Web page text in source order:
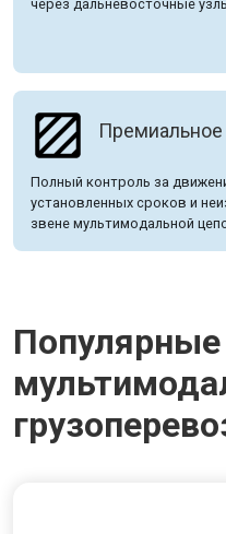
через дальневосточные
Полный контроль за
установленных сроков и
звене мультимодальной
Популярные